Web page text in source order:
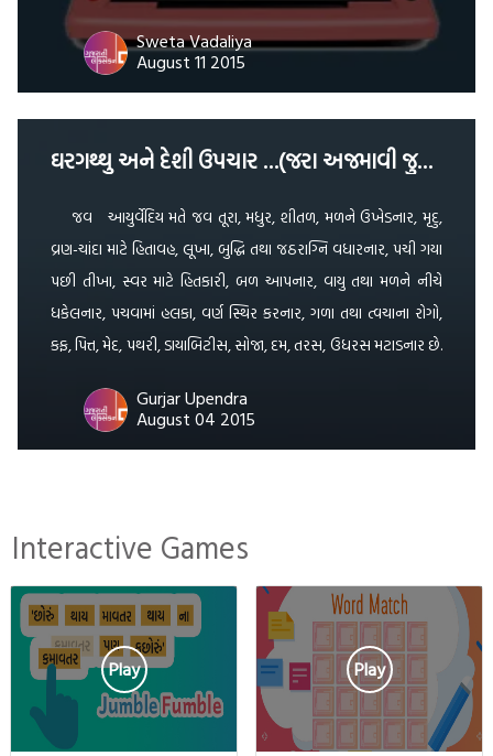
Sweta Vadaliya
August 11 2015
ઘરગથ્થુ અને દેશી ઉપચાર …(જરા અજમાવી જુઓ …) …
જવ આયુર્વેદિય મતે જવ તૂરા, મધુર, શીતળ, મળને ઉખેડનાર, મૃદુ,
વ્રણ-ચાંદા માટે હિતાવહ, લૂખા, બુદ્ધિ તથા જઠરાગ્નિ વધારનાર, પચી ગયા
પછી તીખા, સ્વર માટે હિતકારી, બળ આપનાર, વાયુ તથા મળને નીચે
ધકેલનાર, પચવામાં હલકા, વર્ણ સ્થિર કરનાર, ગળા તથા ત્વચાના રોગો,
કફ, પિત્ત, મેદ, પથરી, ડાયાબિટીસ, સોજા, દમ, તરસ, ઉધરસ મટાડનાર છે.
Gurjar Upendra
August 04 2015
Interactive Games
Play Play